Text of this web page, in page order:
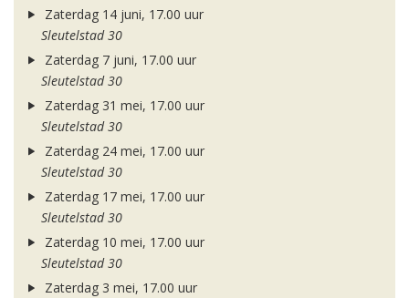
Zaterdag 14 juni, 17.00 uur
Sleutelstad 30
Zaterdag 7 juni, 17.00 uur
Sleutelstad 30
Zaterdag 31 mei, 17.00 uur
Sleutelstad 30
Zaterdag 24 mei, 17.00 uur
Sleutelstad 30
Zaterdag 17 mei, 17.00 uur
Sleutelstad 30
Zaterdag 10 mei, 17.00 uur
Sleutelstad 30
Zaterdag 3 mei, 17.00 uur